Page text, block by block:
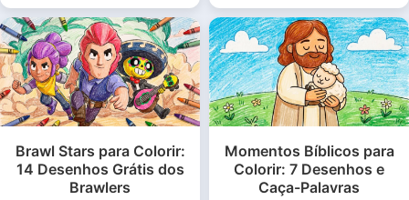
Brawl Stars para Colorir:
14 Desenhos Grátis dos
Brawlers
Momentos Bíblicos para
Colorir: 7 Desenhos e
Caça-Palavras